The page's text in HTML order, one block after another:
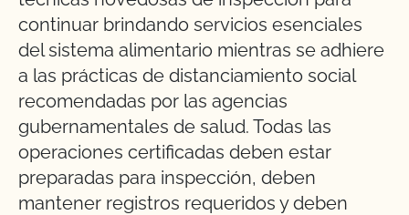
continuar brindando servicios esenciales
del sistema alimentario mientras se adhiere
a las prácticas de distanciamiento social
recomendadas por las agencias
gubernamentales de salud. Todas las
operaciones certificadas deben estar
preparadas para inspección, deben
mantener registros requeridos y deben